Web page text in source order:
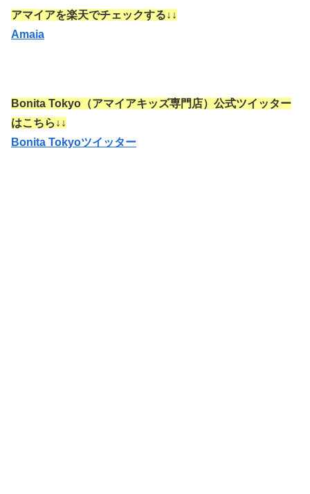
アマイアを楽天でチェックする↓↓
Amaia
Bonita Tokyo（アマイアキッズ専門店）公式ツイッター
はこちら↓↓
Bonita Tokyoツイッター